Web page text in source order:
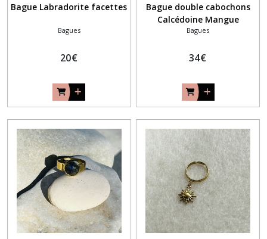
Bague Labradorite facettes
Bagues
20€
Bague double cabochons
Calcédoine Mangue
Bagues
34€